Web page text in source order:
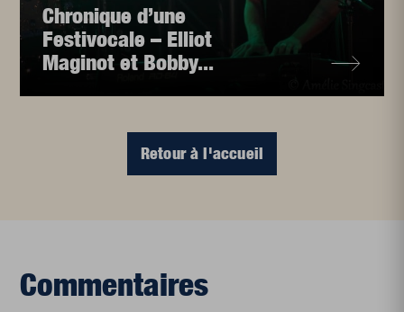
Chronique d’une
Festivocale – Elliot
Maginot et Bobby...
Retour à l'accueil
Commentaires